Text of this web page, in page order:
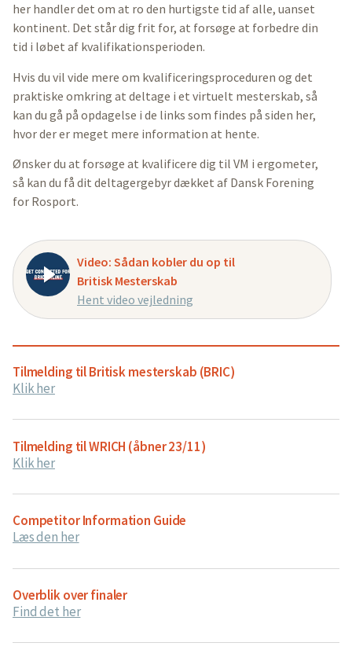
her handler det om at ro den hurtigste tid af alle, uanset
kontinent. Det står dig frit for, at forsøge at forbedre din
tid i løbet af kvalifikationsperioden.
Hvis du vil vide mere om kvalificeringsproceduren og det
praktiske omkring at deltage i et virtuelt mesterskab, så
kan du gå på opdagelse i de links som findes på siden her,
hvor der er meget mere information at hente.
Ønsker du at forsøge at kvalificere dig til VM i ergometer,
så kan du få dit deltagergebyr dækket af Dansk Forening
for Rosport.
Video: Sådan kobler du op til
Britisk Mesterskab
Hent video vejledning
Tilmelding til Britisk mesterskab (BRIC)
Klik her
Tilmelding til WRICH (åbner 23/11)
Klik her
Competitor Information Guide
Læs den her
Overblik over finaler
Find det her